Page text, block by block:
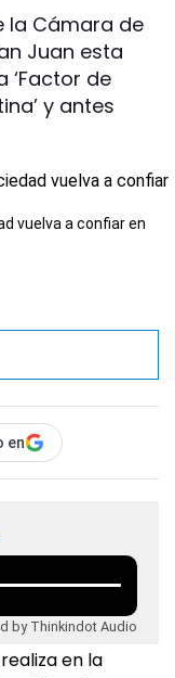
la Cámara de
Juan esta
‘Factor de
y antes
vuelva a confiar en
en
by Thinkindot Audio
en la